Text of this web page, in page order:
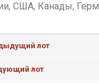
США, Канады,
лот
лот